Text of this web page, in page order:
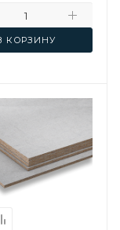
КОРЗИНУ